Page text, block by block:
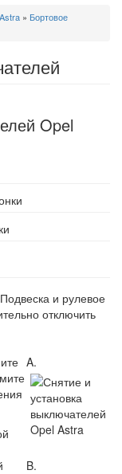
» Бортовое
Opel
и рулевое
отключить
A.
B.